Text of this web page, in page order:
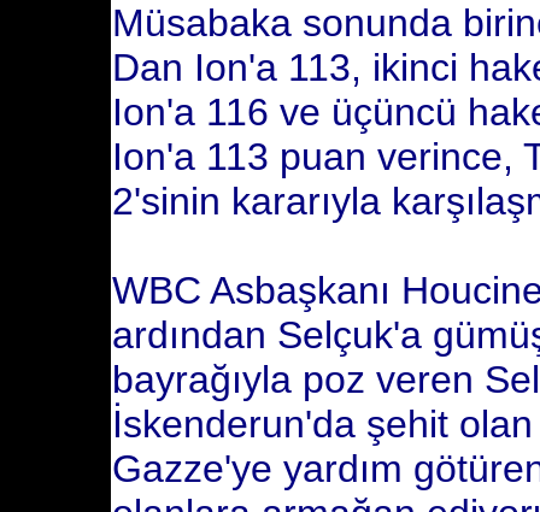
Müsabaka sonunda
Dan Ion'a 113, ikinci
Ion'a 116 ve üçüncü
Ion'a 113 puan verince,
2'sinin kararıyla
WBC Asbaşkanı
ardından Selçuk'a
bayrağıyla poz veren
İskenderun'da şehit
Gazze'ye yardım